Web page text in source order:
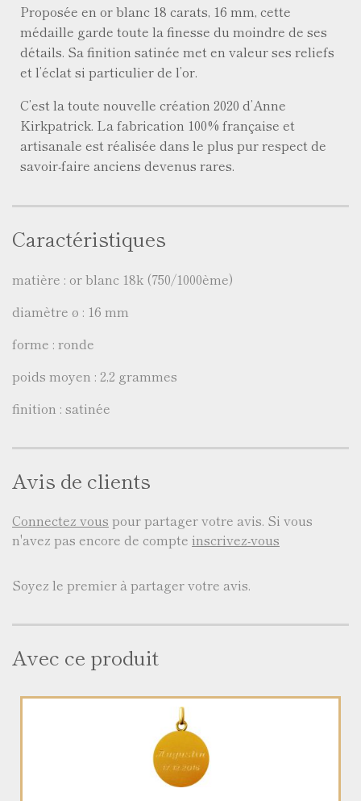
Proposée en or blanc 18 carats, 16 mm, cette
médaille garde toute la finesse du moindre de ses
détails. Sa finition satinée met en valeur ses reliefs
et l’éclat si particulier de l’or.
C’est la toute nouvelle création 2020 d’Anne
Kirkpatrick. La fabrication 100% française et
artisanale est réalisée dans le plus pur respect de
savoir-faire anciens devenus rares.
Caractéristiques
matière : or blanc 18k (750/1000ème)
diamètre ø : 16 mm
forme : ronde
poids moyen : 2,2 grammes
finition : satinée
Avis de clients
Connectez vous pour partager votre avis. Si vous
n'avez pas encore de compte inscrivez-vous
Soyez le premier à partager votre avis.
Avec ce produit